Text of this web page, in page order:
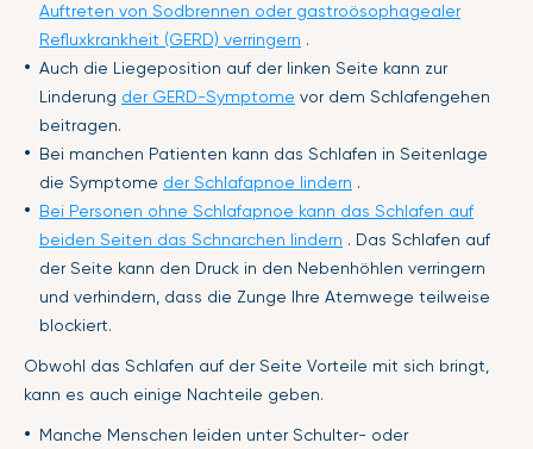
Auftreten von Sodbrennen oder gastroösophagealer
Refluxkrankheit (GERD) verringern .
Auch die Liegeposition auf der linken Seite kann zur
Linderung der GERD-Symptome vor dem Schlafengehen
beitragen.
Bei manchen Patienten kann das Schlafen in Seitenlage
die Symptome der Schlafapnoe lindern .
Bei Personen ohne Schlafapnoe kann das Schlafen auf
beiden Seiten das Schnarchen lindern . Das Schlafen auf
der Seite kann den Druck in den Nebenhöhlen verringern
und verhindern, dass die Zunge Ihre Atemwege teilweise
blockiert.
Obwohl das Schlafen auf der Seite Vorteile mit sich bringt,
kann es auch einige Nachteile geben.
Manche Menschen leiden unter Schulter- oder